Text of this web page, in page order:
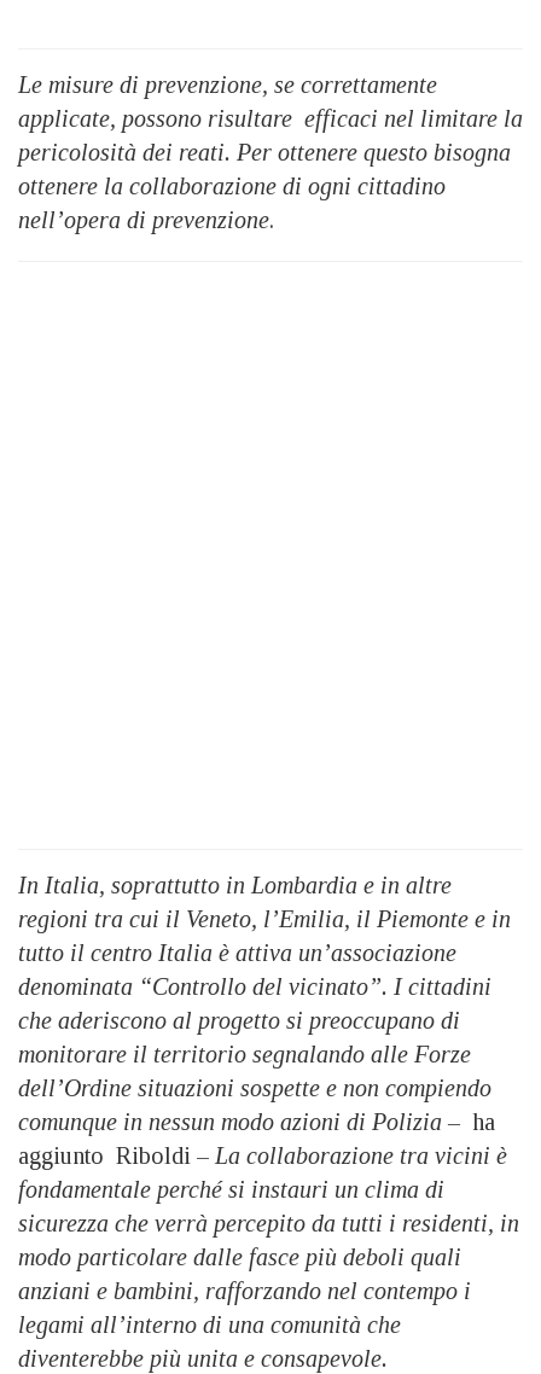
Le misure di prevenzione, se correttamente
applicate, possono risultare efficaci nel limitare la
pericolosità dei reati. Per ottenere questo bisogna
ottenere la collaborazione di ogni cittadino
nell’opera di prevenzione.
In Italia, soprattutto in Lombardia e in altre
regioni tra cui il Veneto, l’Emilia, il Piemonte e in
tutto il centro Italia è attiva un’associazione
denominata “Controllo del vicinato”. I cittadini
che aderiscono al progetto si preoccupano di
monitorare il territorio segnalando alle Forze
dell’Ordine situazioni sospette e non compiendo
comunque in nessun modo azioni di Polizia – ha
aggiunto Riboldi – La collaborazione tra vicini è
fondamentale perché si instauri un clima di
sicurezza che verrà percepito da tutti i residenti, in
modo particolare dalle fasce più deboli quali
anziani e bambini, rafforzando nel contempo i
legami all’interno di una comunità che
diventerebbe più unita e consapevole.